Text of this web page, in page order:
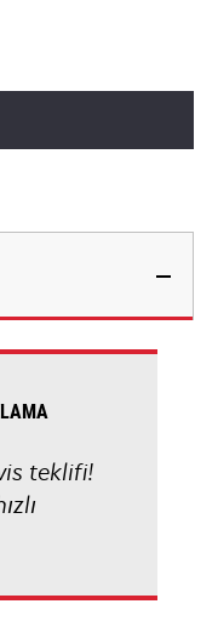
teklifi!